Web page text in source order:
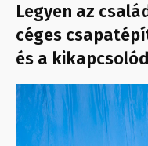
Legyen az
céges
és a